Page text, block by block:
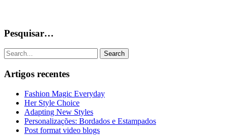
Pesquisar…
Search
Artigos recentes
Fashion Magic Everyday
Her Style Choice
Adapting New Styles
Personalizações: Bordados e Estampados
Post format video blogs